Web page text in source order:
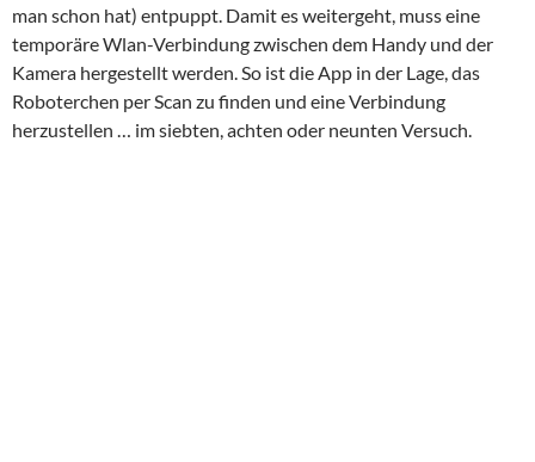
man schon hat) entpuppt. Damit es weitergeht, muss eine
temporäre Wlan-Verbindung zwischen dem Handy und der
Kamera hergestellt werden. So ist die App in der Lage, das
Roboterchen per Scan zu finden und eine Verbindung
herzustellen … im siebten, achten oder neunten Versuch.